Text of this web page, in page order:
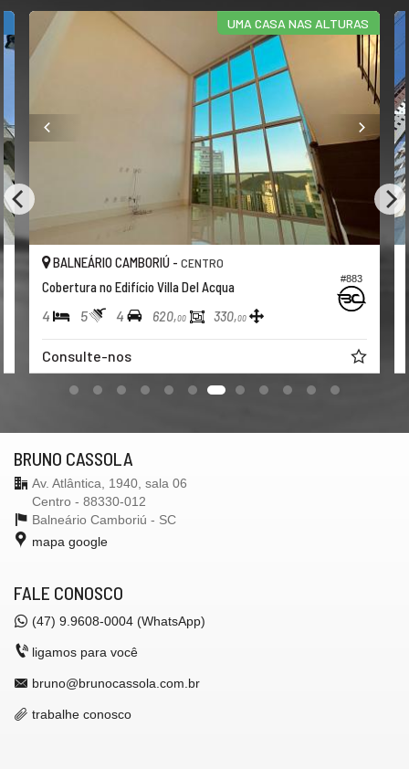
UMA CASA NAS ALTURAS
#883
BALNEÁRIO CAMBORIÚ - CENTRO
Cobertura no Edifício Villa Del Acqua
4 5 4 620,00 330,00
Consulte-nos
BRUNO CASSOLA
Av. Atlântica, 1940, sala 06
Centro - 88330-012
Balneário Camboriú - SC
mapa google
FALE CONOSCO
(47) 9.9608-0004 (WhatsApp)
ligamos para você
bruno@brunocassola.com.br
trabalhe conosco